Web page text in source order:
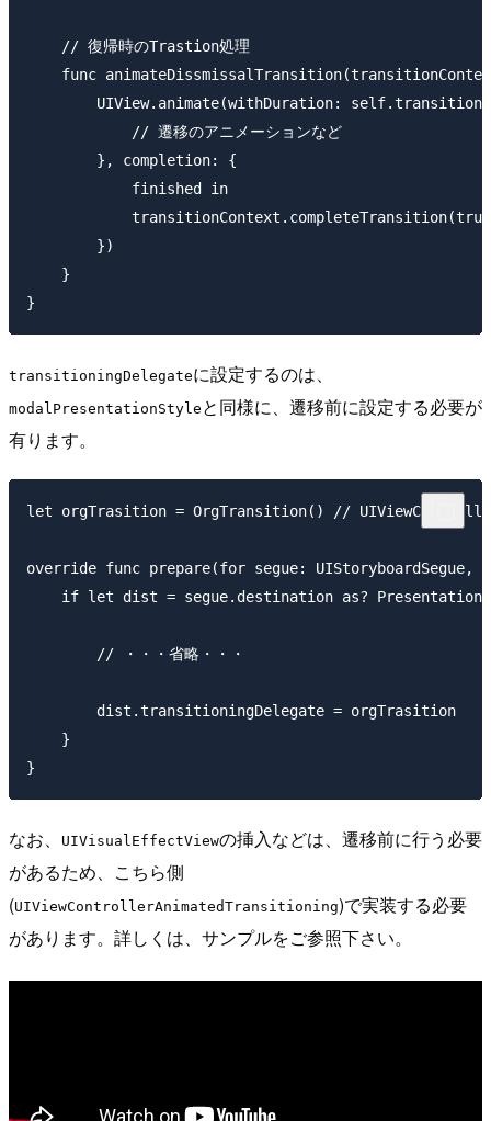
    // 復帰時のTrastion処理
func
UIView.animate(withDuration:
            // 遷移のアニメーションなど
        }, completion: {
            finished in
        })
    }
transitioningDelegateに設定するのは、
modalPresentationStyle と同様に、遷移前に設定する必要が
有ります。
let orgTrasition = OrgTransition() //
override func prepare(for segue: UIStoryboardSegue,
if let dist = segue.destination as?
        // ・・・省略・・・
        dist.transitioningDelegate = orgTrasition
    }
なお、 UIVisualEffectViewの挿入などは、遷移前に行う必要
があるため、こちら側
(UIViewControllerAnimatedTransitioning)で実装する必要
があります。詳しくは、サンプルをご参照下さい。